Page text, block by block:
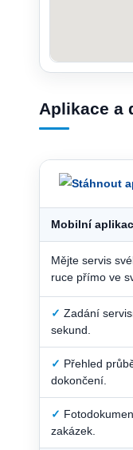
Aplikace a
Mobilní
Mějte servis
ruce přímo ve
✓ Zadání
sekund.
✓ Přehled
dokončení.
✓
zakázek.